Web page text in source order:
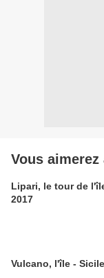
Vous aimerez
Lipari, le tour de
2017
Vulcano, l'île -